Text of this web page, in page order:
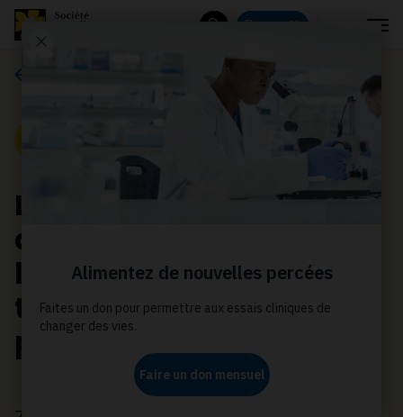
Donnez
Communiqués de presse
La Société canadienne
du cancer salue
l’augmentation de la
taxe spécifique sur les
produits du tabac